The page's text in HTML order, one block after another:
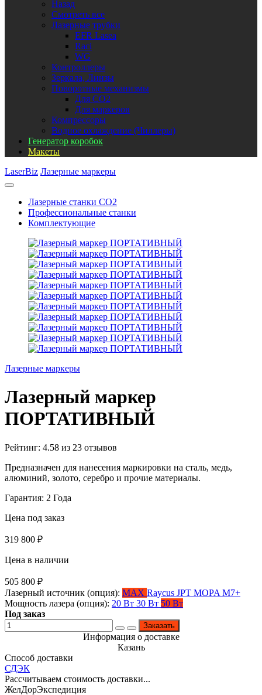
Назад
Смотреть все
Лазерные трубки
EFR Lasea
Raci
WG
Контроллеры
Зеркала, Линзы
Поворотные механизмы
Для CO2
Для маркеров
Компрессоры
Водное охлаждение (Чиллеры)
Генератор коробок
Макеты
LaserBiz Лазерные маркеры
Лазерные станки CO2
Профессиональные станки
Комплектующие
Лазерные маркеры
Лазерный маркер
ПОРТАТИВНЫЙ
Рейтинг: 4.58 из 23 отзывов
Предназначен для нанесения маркировки на сталь, медь,
алюминий, золото, серебро и прочие материалы.
Гарантия: 2 Года
Цена под заказ
319 800 ₽
Цена в наличии
505 800 ₽
Лазерный источник (опция): MAX Raycus JPT MOPA M7+
Мощность лазера (опция): 20 Вт 30 Вт 50 Вт
Под заказ
Заказать
Информация о доставке
Казань
Способ доставки
СДЭК
Рассчитываем стоимость доставки...
ЖелДорЭкспедиция